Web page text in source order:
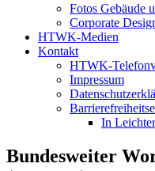
Fotos Gebäude
Corporate
HTWK-Medien
Kontakt
HTWK-
Impressum
In
Bundesweiter